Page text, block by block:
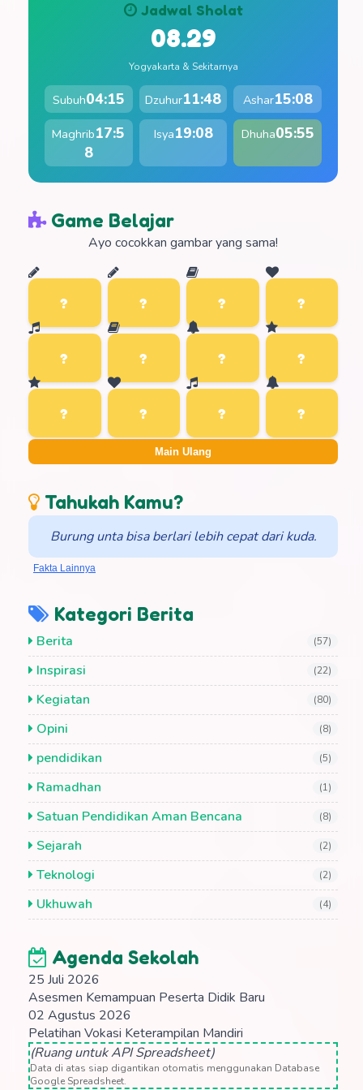
Jadwal Sholat
08.29
Yogyakarta & Sekitarnya
Subuh04:15 Dzuhur11:48 Ashar15:08
Maghrib17:5
8
Isya19:08 Dhuha05:55
Game Belajar
Ayo cocokkan gambar yang sama!
Main Ulang
Tahukah Kamu?
Burung unta bisa berlari lebih cepat dari kuda.
Fakta Lainnya
Kategori Berita
Berita (57)
Inspirasi (22)
Kegiatan (80)
Opini (8)
pendidikan (5)
Ramadhan (1)
Satuan Pendidikan Aman Bencana (8)
Sejarah (2)
Teknologi (2)
Ukhuwah (4)
Agenda Sekolah
25 Juli 2026
Asesmen Kemampuan Peserta Didik Baru
02 Agustus 2026
Pelatihan Vokasi Keterampilan Mandiri
(Ruang untuk API Spreadsheet)
Data di atas siap digantikan otomatis menggunakan Database
Google Spreadsheet.